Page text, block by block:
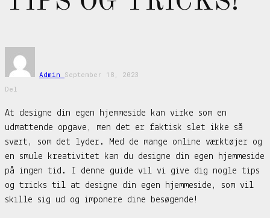
Admin September 18, 2023
Del
At designe din egen hjemmeside kan virke som en
udmattende opgave, men det er faktisk slet ikke så
svært, som det lyder. Med de mange online værktøjer og
en smule kreativitet kan du designe din egen hjemmeside
på ingen tid. I denne guide vil vi give dig nogle tips
og tricks til at designe din egen hjemmeside, som vil
skille sig ud og imponere dine besøgende!